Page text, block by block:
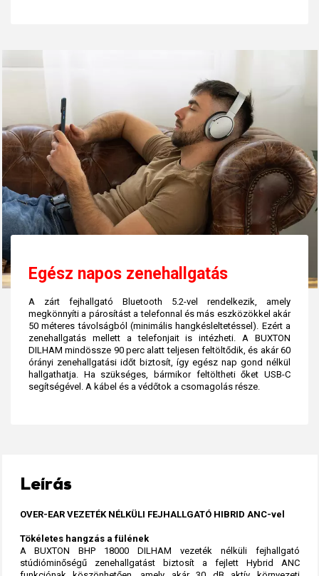
Egész napos zenehallgatás
A zárt fejhallgató Bluetooth 5.2-vel rendelkezik, amely
megkönnyíti a párosítást a telefonnal és más eszközökkel akár
50 méteres távolságból (minimális hangkésleltetéssel). Ezért a
zenehallgatás mellett a telefonjait is intézheti. A BUXTON
DILHAM mindössze 90 perc alatt teljesen feltöltődik, és akár 60
órányi zenehallgatási időt biztosít, így egész nap gond nélkül
hallgathatja. Ha szükséges, bármikor feltöltheti őket USB-C
segítségével. A kábel és a védőtok a csomagolás része.
Leírás
OVER-EAR VEZETÉK NÉLKÜLI FEJHALLGATÓ HIBRID ANC-vel
Tökéletes hangzás a fülének
A BUXTON BHP 18000 DILHAM vezeték nélküli fejhallgató
stúdióminőségű zenehallgatást biztosít a fejlett Hybrid ANC